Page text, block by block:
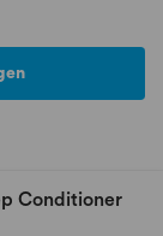
Conditioner